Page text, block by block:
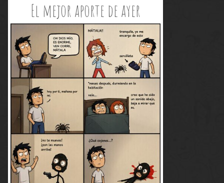
El mejor aporte de ayer